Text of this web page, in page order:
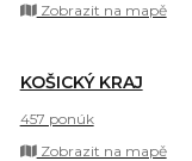
Zobrazit na mapě
KOŠICKÝ KRAJ
457 ponúk
Zobrazit na mapě